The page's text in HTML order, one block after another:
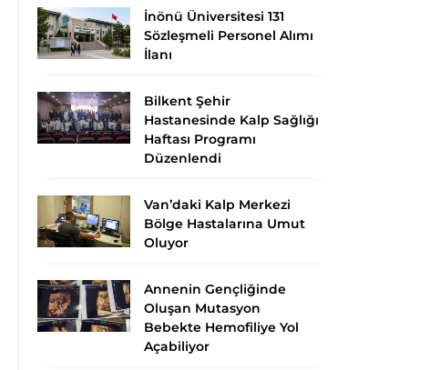
İnönü Üniversitesi 131
Sözleşmeli Personel Alımı
İlanı
Bilkent Şehir
Hastanesinde Kalp Sağlığı
Haftası Programı
Düzenlendi
Van’daki Kalp Merkezi
Bölge Hastalarına Umut
Oluyor
Annenin Gençliğinde
Oluşan Mutasyon
Bebekte Hemofiliye Yol
Açabiliyor